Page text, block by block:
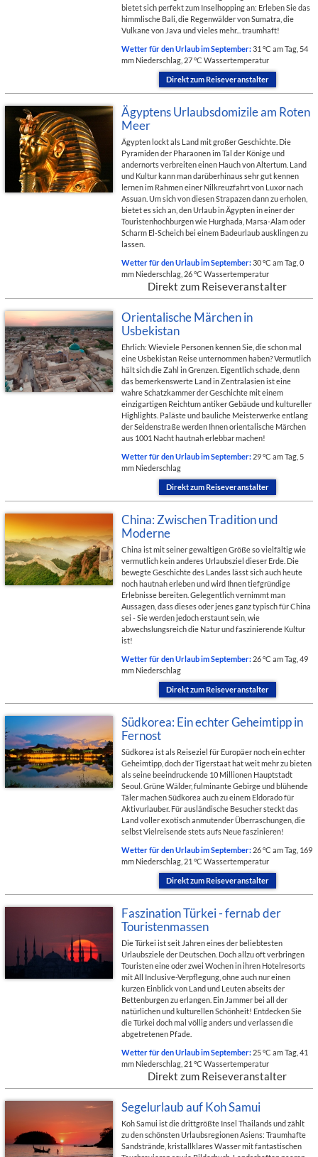
bietet sich perfekt zum Inselhopping an: Erleben Sie das
himmlische Bali, die Regenwälder von Sumatra, die
Vulkane von Java und vieles mehr... traumhaft!
Wetter für den Urlaub im September:31 °C am Tag, 54
mm Niederschlag, 27 °C Wassertemperatur
Direkt zum Reiseveranstalter
Ägyptens Urlaubsdomizile am Roten
Meer
Ägypten lockt als Land mit großer Geschichte. Die
Pyramiden der Pharaonen im Tal der Könige und
andernorts verbreiten einen Hauch von Altertum. Land
und Kultur kann man darüberhinaus sehr gut kennen
lernen im Rahmen einer Nilkreuzfahrt von Luxor nach
Assuan. Um sich von diesen Strapazen dann zu erholen,
bietet es sich an, den Urlaub in Ägypten in einer der
Touristenhochburgen wie Hurghada, Marsa-Alam oder
Scharm El-Scheich bei einem Badeurlaub ausklingen zu
lassen.
Wetter für den Urlaub im September:30 °C am Tag, 0
mm Niederschlag, 26 °C Wassertemperatur
Direkt zum Reiseveranstalter
Orientalische Märchen in
Usbekistan
Ehrlich: Wieviele Personen kennen Sie, die schon mal
eine Usbekistan Reise unternommen haben? Vermutlich
hält sich die Zahl in Grenzen. Eigentlich schade, denn
das bemerkenswerte Land in Zentralasien ist eine
wahre Schatzkammer der Geschichte mit einem
einzigartigen Reichtum antiker Gebäude und kultureller
Highlights. Paläste und bauliche Meisterwerke entlang
der Seidenstraße werden Ihnen orientalische Märchen
aus 1001 Nacht hautnah erlebbar machen!
Wetter für den Urlaub im September: 29 °C am Tag, 5
mm Niederschlag
Direkt zum Reiseveranstalter
China: Zwischen Tradition und
Moderne
China ist mit seiner gewaltigen Größe so vielfältig wie
vermutlich kein anderes Urlaubsziel dieser Erde. Die
bewegte Geschichte des Landes lässt sich auch heute
noch hautnah erleben und wird Ihnen tiefgründige
Erlebnisse bereiten. Gelegentlich vernimmt man
Aussagen, dass dieses oder jenes ganz typisch für China
sei - Sie werden jedoch erstaunt sein, wie
abwechslungsreich die Natur und faszinierende Kultur
ist!
Wetter für den Urlaub im September: 26 °C am Tag, 49
mm Niederschlag
Direkt zum Reiseveranstalter
Südkorea: Ein echter Geheimtipp in
Fernost
Südkorea ist als Reiseziel für Europäer noch ein echter
Geheimtipp, doch der Tigerstaat hat weit mehr zu bieten
als seine beeindruckende 10 Millionen Hauptstadt
Seoul. Grüne Wälder, fulminante Gebirge und blühende
Täler machen Südkorea auch zu einem Eldorado für
Aktivurlauber. Für ausländische Besucher steckt das
Land voller exotisch anmutender Überraschungen, die
selbst Vielreisende stets aufs Neue faszinieren!
Wetter für den Urlaub im September: 26 °C am Tag, 169
mm Niederschlag, 21 °C Wassertemperatur
Direkt zum Reiseveranstalter
Faszination Türkei - fernab der
Touristenmassen
Die Türkei ist seit Jahren eines der beliebtesten
Urlaubsziele der Deutschen. Doch allzu oft verbringen
Touristen eine oder zwei Wochen in ihren Hotelresorts
mit All Inclusive-Verpflegung, ohne auch nur einen
kurzen Einblick von Land und Leuten abseits der
Bettenburgen zu erlangen. Ein Jammer bei all der
natürlichen und kulturellen Schönheit! Entdecken Sie
die Türkei doch mal völlig anders und verlassen die
abgetretenen Pfade.
Wetter für den Urlaub im September: 25 °C am Tag, 41
mm Niederschlag, 21 °C Wassertemperatur
Direkt zum Reiseveranstalter
Segelurlaub auf Koh Samui
Koh Samui ist die drittgrößte Insel Thailands und zählt
zu den schönsten Urlaubsregionen Asiens: Traumhafte
Sandstrände, kristallklares Wasser mit fantastischen